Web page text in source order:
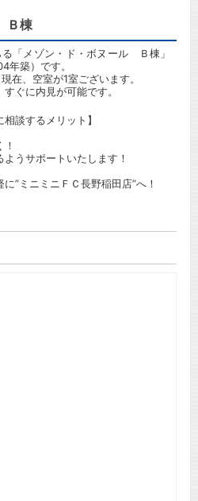
Ｂ棟
「メゾン・ド・ボヌール Ｂ棟」
年築）です。
在、空室が1室ございます。
ぐに内見が可能です。
談するメリット】
うサポートいたします！
”ミニミニＦＣ長野稲田店”へ！